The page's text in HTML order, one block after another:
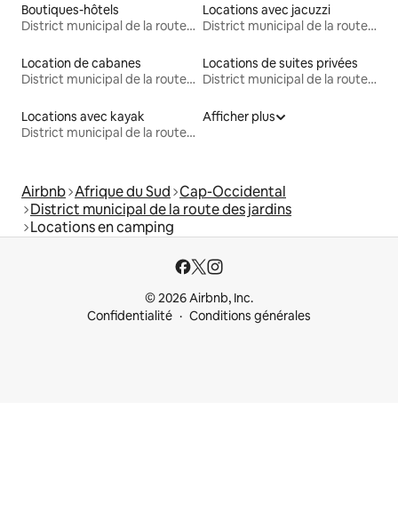
Boutiques-hôtels
District municipal de la route des jardins
Locations avec jacuzzi
District municipal de la route des jardins
Location de cabanes
District municipal de la route des jardins
Locations de suites privées
District municipal de la route des jardins
Locations avec kayak
District municipal de la route des jardins
Afficher plus
Airbnb Afrique du Sud Cap-Occidental
District municipal de la route des jardins
Locations en camping
© 2026 Airbnb, Inc.
Confidentialité
Conditions générales